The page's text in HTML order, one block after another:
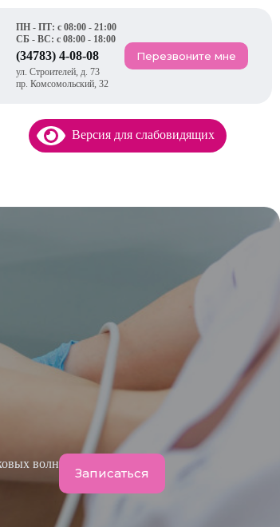
ПН - ПТ: с 08:00 - 21:00
СБ - ВС: с 08:00 - 18:00
(34783) 4-08-08
ул. Строителей, д. 73
пр. Комсомольский, 32
Перезвоните мне
Версия для слабовидящих
волн
Записаться